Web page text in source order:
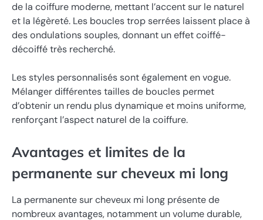
de la coiffure moderne, mettant l’accent sur le naturel
et la légèreté. Les boucles trop serrées laissent place à
des ondulations souples, donnant un effet coiffé-
décoiffé très recherché.
Les styles personnalisés sont également en vogue.
Mélanger différentes tailles de boucles permet
d’obtenir un rendu plus dynamique et moins uniforme,
renforçant l’aspect naturel de la coiffure.
Avantages et limites de la
permanente sur cheveux mi long
La permanente sur cheveux mi long présente de
nombreux avantages, notamment un volume durable,